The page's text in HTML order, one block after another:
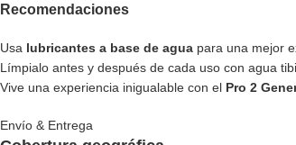
Recomendaciones
Usa lubricantes a base de agua para una mejor
Límpialo antes y después de cada uso con agua
Vive una experiencia inigualable con el Pro 2
Envío & Entrega